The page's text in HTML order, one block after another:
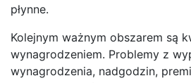
płynne.
Kolejnym ważnym obszarem są
wynagrodzeniem. Problemy z
wynagrodzenia, nadgodzin,